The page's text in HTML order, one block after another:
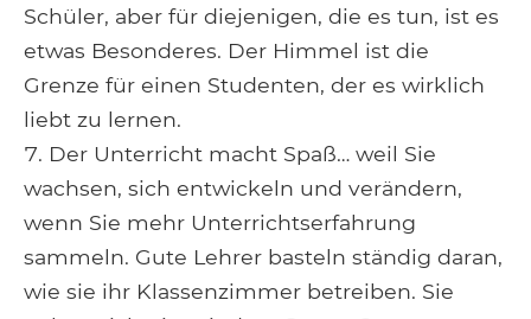
Schüler, aber für diejenigen, die es tun, ist es
etwas Besonderes. Der Himmel ist die
Grenze für einen Studenten, der es wirklich
liebt zu lernen.
Der Unterricht macht Spaß… weil Sie
wachsen, sich entwickeln und verändern,
wenn Sie mehr Unterrichtserfahrung
sammeln. Gute Lehrer basteln ständig daran,
wie sie ihr Klassenzimmer betreiben. Sie